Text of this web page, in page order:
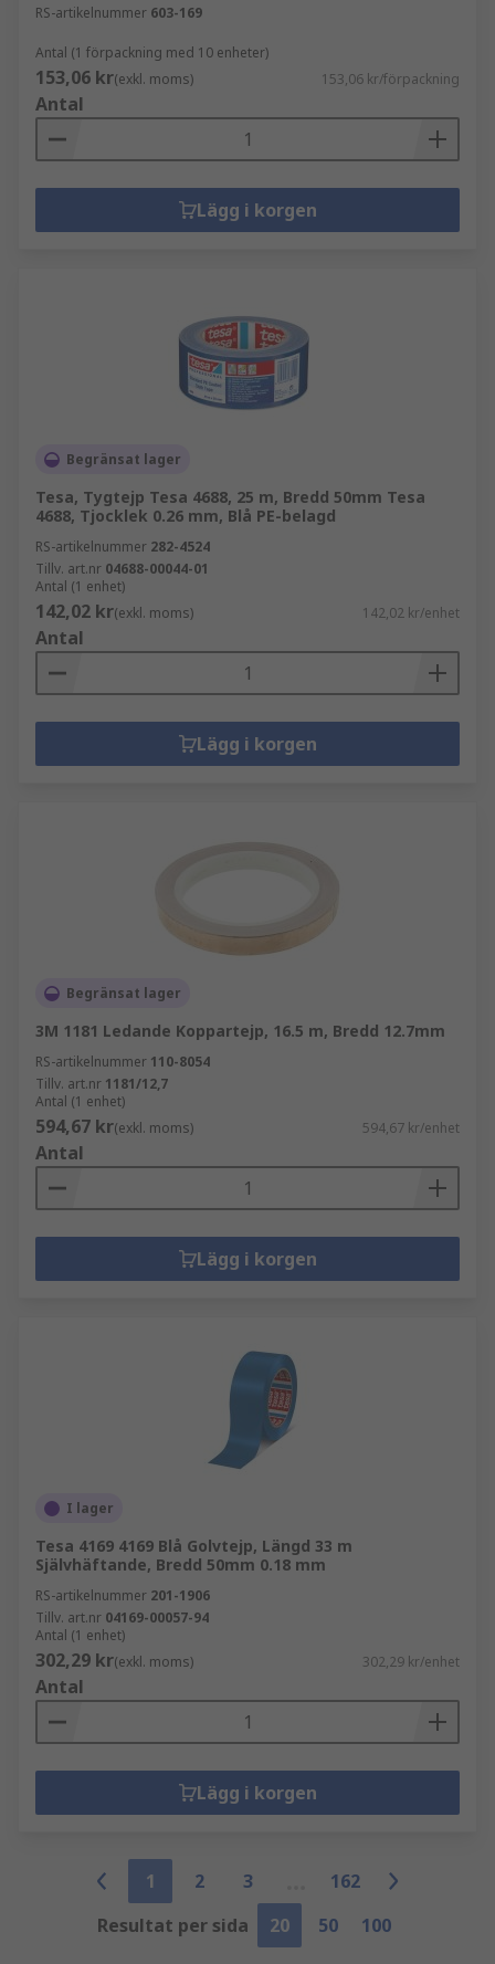
RS-artikelnummer 603-169
Antal (1 förpackning med 10 enheter)
153,06 kr(exkl. moms) 153,06 kr/förpackning
Antal
Lägg i korgen
Begränsat lager
Tesa, Tygtejp Tesa 4688, 25 m, Bredd 50mm Tesa
4688, Tjocklek 0.26 mm, Blå PE-belagd
RS-artikelnummer 282-4524
Tillv. art.nr 04688-00044-01
Antal (1 enhet)
142,02 kr(exkl. moms) 142,02 kr/enhet
Antal
Lägg i korgen
Begränsat lager
3M 1181 Ledande Koppartejp, 16.5 m, Bredd 12.7mm
RS-artikelnummer 110-8054
Tillv. art.nr 1181/12,7
Antal (1 enhet)
594,67 kr(exkl. moms) 594,67 kr/enhet
Antal
Lägg i korgen
I lager
Tesa 4169 4169 Blå Golvtejp, Längd 33 m
Självhäftande, Bredd 50mm 0.18 mm
RS-artikelnummer 201-1906
Tillv. art.nr 04169-00057-94
Antal (1 enhet)
302,29 kr(exkl. moms) 302,29 kr/enhet
Antal
Lägg i korgen
1 2 3
162
Resultat per sida
20 50 100